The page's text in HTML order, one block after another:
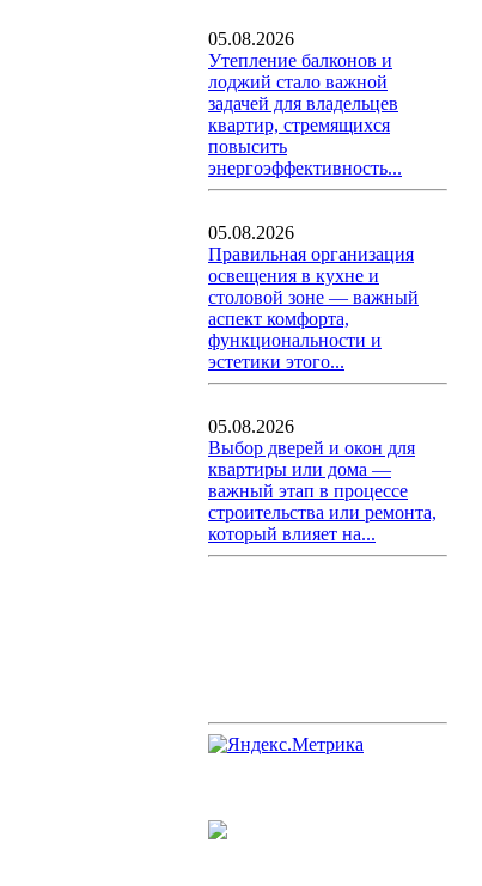
05.08.2026
Утепление балконов и
лоджий стало важной
задачей для владельцев
квартир, стремящихся
повысить
энергоэффективность...
05.08.2026
Правильная организация
освещения в кухне и
столовой зоне — важный
аспект комфорта,
функциональности и
эстетики этого...
05.08.2026
Выбор дверей и окон для
квартиры или дома —
важный этап в процессе
строительства или ремонта,
который влияет на...